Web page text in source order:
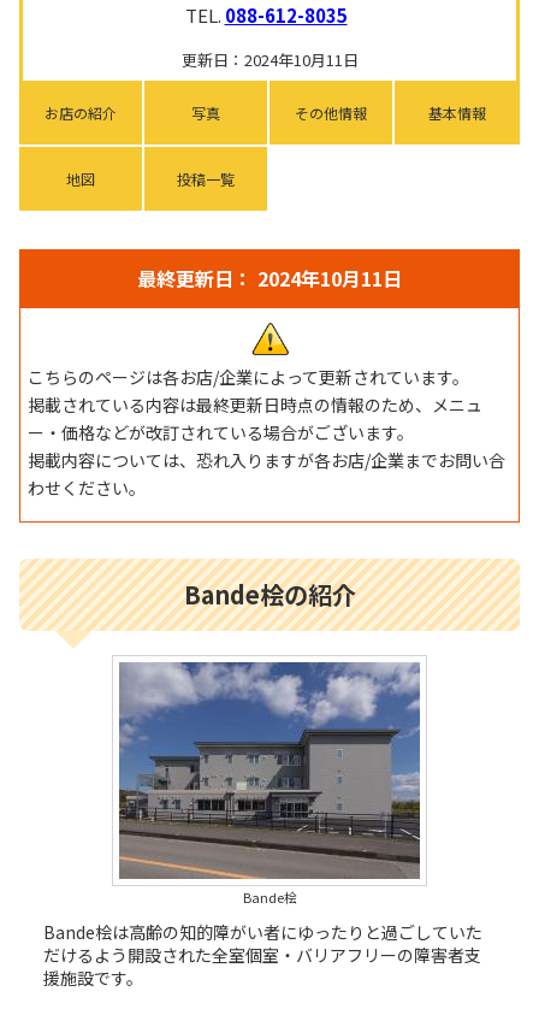
TEL. 088-612-8035
更新日：2024年10月11日
お店の紹介 写真 その他情報 基本情報
地図 投稿一覧
最終更新日： 2024年10月11日
こちらのページは各お店/企業によって更新されています。
掲載されている内容は最終更新日時点の情報のため、メニュ
ー・価格などが改訂されている場合がございます。
掲載内容については、恐れ入りますが各お店/企業までお問い合
わせください。
Bande桧の紹介
Bande桧
Bande桧は高齢の知的障がい者にゆったりと過ごしていた
だけるよう開設された全室個室・バリアフリーの障害者支
援施設です。